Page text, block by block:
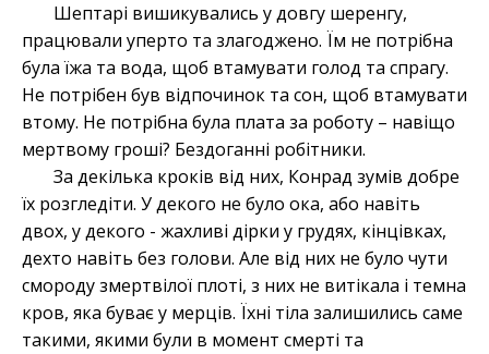
Шептарі вишикувались у довгу шеренгу,
працювали уперто та злагоджено. Їм не потрібна
була їжа та вода, щоб втамувати голод та спрагу.
Не потрібен був відпочинок та сон, щоб втамувати
втому. Не потрібна була плата за роботу – навіщо
мертвому гроші? Бездоганні робітники.
За декілька кроків від них, Конрад зумів добре
їх розгледіти. У декого не було ока, або навіть
двох, у декого - жахливі дірки у грудях, кінцівках,
дехто навіть без голови. Але від них не було чути
смороду змертвілої плоті, з них не витікала і темна
кров, яка буває у мерців. Їхні тіла залишились саме
такими, якими були в момент смерті та